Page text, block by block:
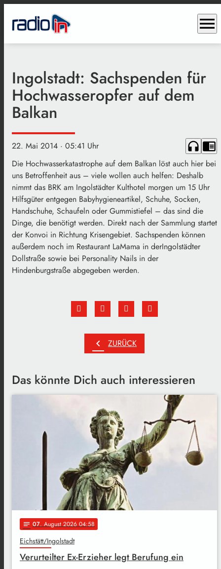
menu
Ingolstadt: Sachspenden für
Hochwasseropfer auf dem
Balkan
22. Mai 2014 · 05:41 Uhr headphones chrome_reader_mode
Die Hochwasserkatastrophe auf dem Balkan löst auch hier bei
uns Betroffenheit aus – viele wollen auch helfen: Deshalb
nimmt das BRK am Ingolstädter Kulthotel morgen um 15 Uhr
Hilfsgüter entgegen Babyhygieneartikel, Schuhe, Socken,
Handschuhe, Schaufeln oder Gummistiefel – das sind die
Dinge, die benötigt werden. Direkt nach der Sammlung startet
der Konvoi in Richtung Krisengebiet. Sachspenden können
außerdem noch im Restaurant LaMama in derIngolstädter
Dollstraße sowie bei Personality Nails in der
Hindenburgstraße abgegeben werden.
chevron_left ZURÜCK
Das könnte Dich auch interessieren
notes 07. August 2026 04:58
Eichstätt/Ingolstadt
Verurteilter Ex-Erzieher legt Berufung ein